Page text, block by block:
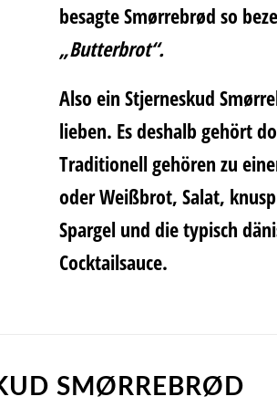
besagte Smørrebrød so
„Butterbrot“.
Also ein Stjerneskud
lieben. Es deshalb gehört
Traditionell gehören zu
oder Weißbrot, Salat,
Spargel und die typisch
Cocktailsauce.
SMØRREBRØD